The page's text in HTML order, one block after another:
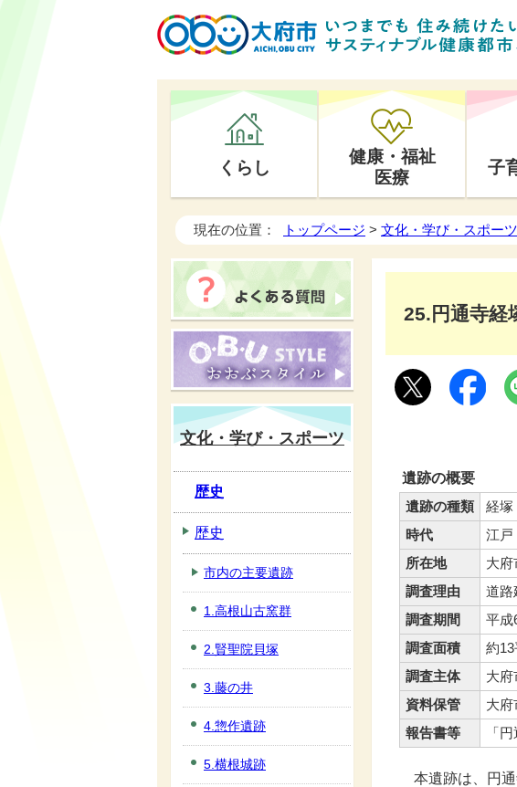
くらし
健康・福祉
医療
子
現在の位置： トップページ > 文化・学び・スポーツ
25.円通寺経
遺跡の概要
遺跡の種類
経塚
時代
江戸
所在地
大府
調査理由
道路
調査期間
平成
調査面積
約
調査主体
大府
資料保管
大
報告書等
「
本遺跡は、円通
文化・学び・スポーツ
歴史
歴史
市内の主要遺跡
1.高根山古窯群
2.賢聖院貝塚
3.藤の井
4.惣作遺跡
5.横根城跡